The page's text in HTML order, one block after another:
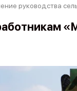
руководства